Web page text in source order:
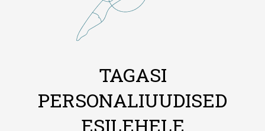
TAGASI
PERSONALIUUDISED
ESILEHELE